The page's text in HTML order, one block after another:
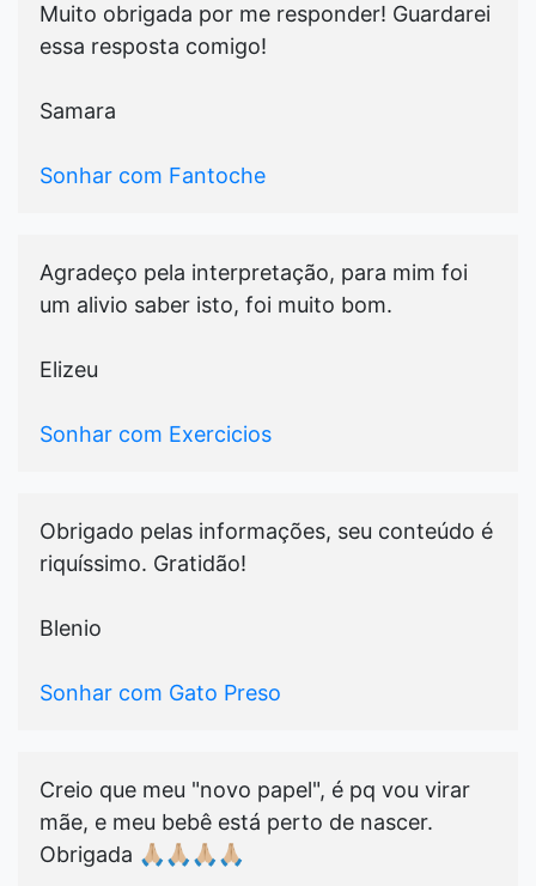
Muito obrigada por me responder! Guardarei
essa resposta comigo!
Samara
Sonhar com Fantoche
Agradeço pela interpretação, para mim foi
um alivio saber isto, foi muito bom.
Elizeu
Sonhar com Exercicios
Obrigado pelas informações, seu conteúdo é
riquíssimo. Gratidão!
Blenio
Sonhar com Gato Preso
Creio que meu "novo papel", é pq vou virar
mãe, e meu bebê está perto de nascer.
Obrigada 🙏🏼🙏🏼🙏🏼🙏🏼